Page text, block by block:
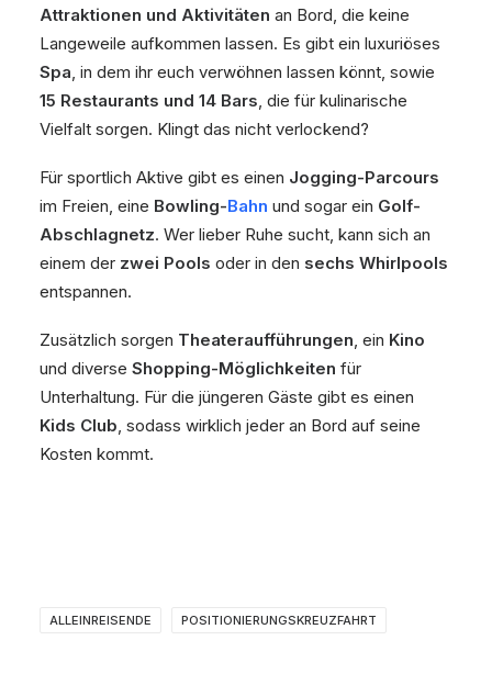
Attraktionen und Aktivitäten an Bord, die keine
Langeweile aufkommen lassen. Es gibt ein luxuriöses
Spa, in dem ihr euch verwöhnen lassen könnt, sowie
15 Restaurants und 14 Bars, die für kulinarische
Vielfalt sorgen. Klingt das nicht verlockend?
Für sportlich Aktive gibt es einen Jogging-Parcours
im Freien, eine Bowling-Bahn und sogar ein Golf-
Abschlagnetz. Wer lieber Ruhe sucht, kann sich an
einem der zwei Pools oder in den sechs Whirlpools
entspannen.
Zusätzlich sorgen Theateraufführungen, ein Kino
und diverse Shopping-Möglichkeiten für
Unterhaltung. Für die jüngeren Gäste gibt es einen
Kids Club, sodass wirklich jeder an Bord auf seine
Kosten kommt.
ALLEINREISENDE POSITIONIERUNGSKREUZFAHRT